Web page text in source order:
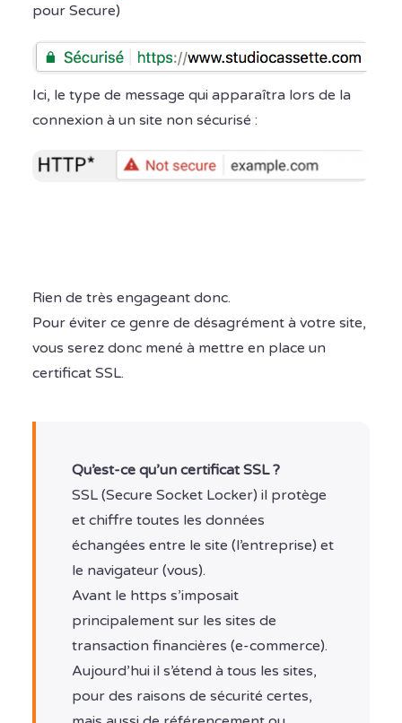
pour Secure)
Ici, le type de message qui apparaîtra lors de la
connexion à un site non sécurisé :
Rien de très engageant donc.
Pour éviter ce genre de désagrément à votre site,
vous serez donc mené à mettre en place un
certificat SSL.
Qu’est-ce qu’un certificat SSL ?
SSL (Secure Socket Locker) il protège
et chiffre toutes les données
échangées entre le site (l’entreprise) et
le navigateur (vous).
Avant le https s’imposait
principalement sur les sites de
transaction financières (e-commerce).
Aujourd’hui il s’étend à tous les sites,
pour des raisons de sécurité certes,